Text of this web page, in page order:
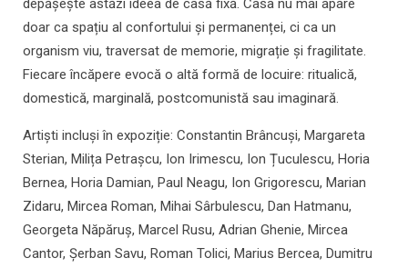
depășește astăzi ideea de casă fixă. Casa nu mai apare
doar ca spațiu al confortului și permanenței, ci ca un
organism viu, traversat de memorie, migrație și fragilitate.
Fiecare încăpere evocă o altă formă de locuire: ritualică,
domestică, marginală, postcomunistă sau imaginară.
Artiști incluși în expoziție: Constantin Brâncuși, Margareta
Sterian, Milița Petrașcu, Ion Irimescu, Ion Țuculescu, Horia
Bernea, Horia Damian, Paul Neagu, Ion Grigorescu, Marian
Zidaru, Mircea Roman, Mihai Sârbulescu, Dan Hatmanu,
Georgeta Năpăruș, Marcel Rusu, Adrian Ghenie, Mircea
Cantor, Șerban Savu, Roman Tolici, Marius Bercea, Dumitru